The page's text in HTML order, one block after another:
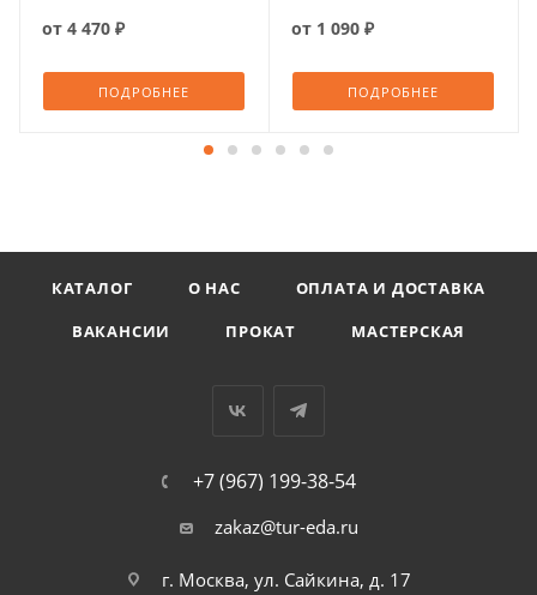
от 4 470 ₽
ПОДРОБНЕЕ
от 1 090 ₽
ПОДРОБНЕЕ
КАТАЛОГ О НАС
ОПЛАТА И ДОСТАВКА
ВАКАНСИИ
ПРОКАТ МАСТЕРСКАЯ
+7 (967) 199-38-54
zakaz@tur-eda.ru
г. Москва, ул. Сайкина, д. 17